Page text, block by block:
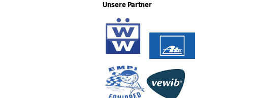
Unsere Partner